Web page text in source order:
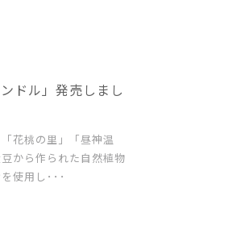
ドル」発売しまし
花桃の里」「昼神温
から作られた自然植物
使用し･･･